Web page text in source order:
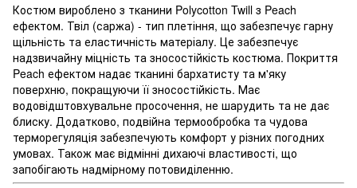
Костюм вироблено з тканини Polycotton Twill з Peach
ефектом. Твіл (саржа) - тип плетіння, що забезпечує гарну
щільність та еластичність матеріалу. Це забезпечує
надзвичайну міцність та зносостійкість костюма. Покриття
Peach ефектом надає тканині бархатисту та м'яку
поверхню, покращуючи її зносостійкість. Має
водовідштовхувальне просочення, не шарудить та не дає
блиску. Додатково, подвійна термообробка та чудова
терморегуляція забезпечують комфорт у різних погодних
умовах. Також має відмінні дихаючі властивості, що
запобігають надмірному потовиділенню.